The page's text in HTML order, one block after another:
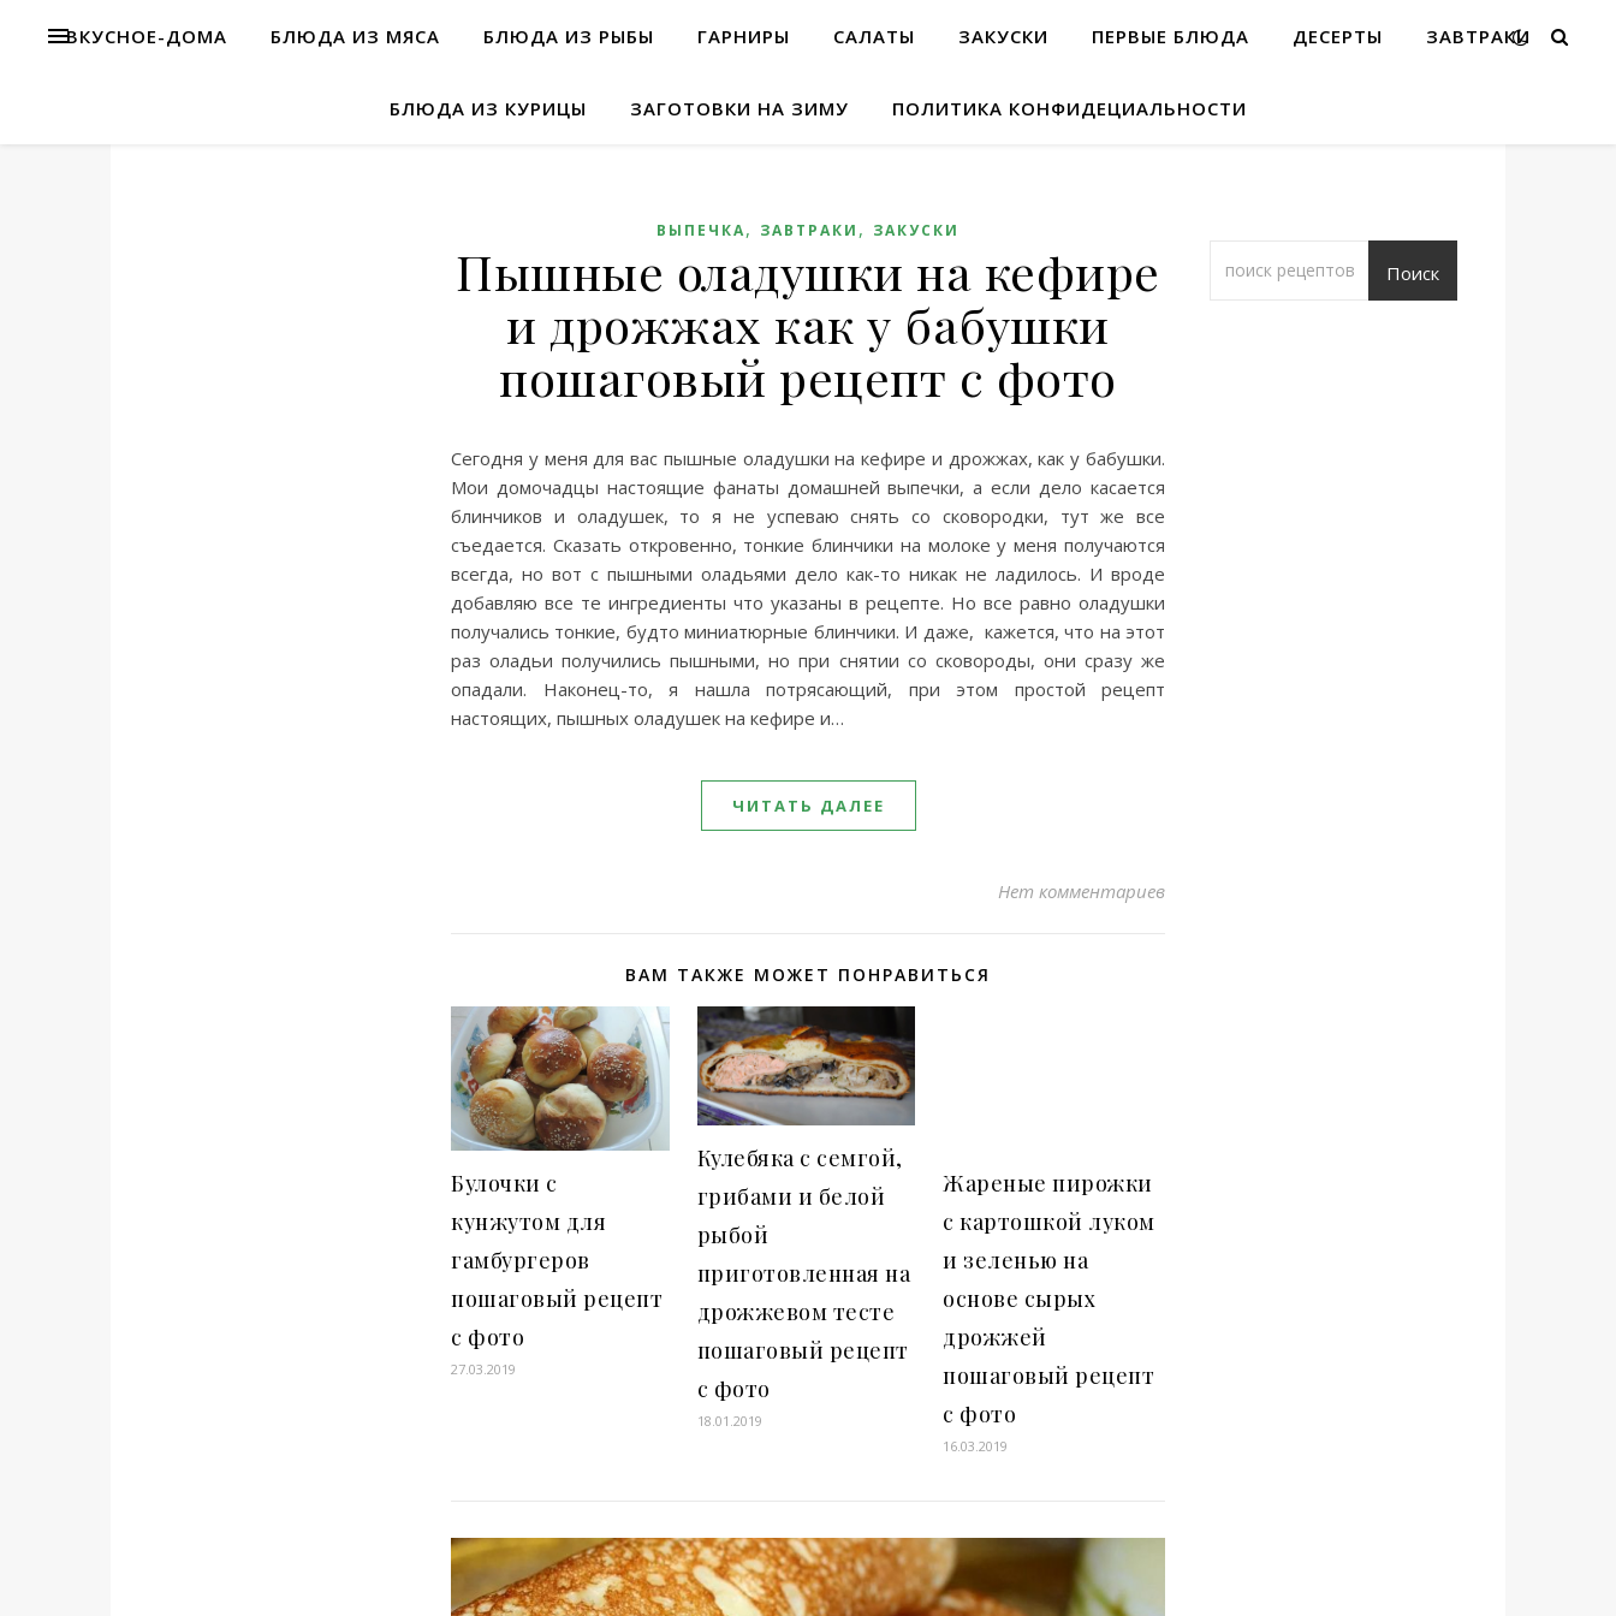
ВКУСНОЕ-ДОМА БЛЮДА ИЗ МЯСА БЛЮДА ИЗ РЫБЫ ГАРНИРЫ САЛАТЫ ЗАКУСКИ ПЕРВЫЕ БЛЮДА ДЕСЕРТЫ ЗАВТРАКИ
БЛЮДА ИЗ КУРИЦЫ ЗАГОТОВКИ НА ЗИМУ ПОЛИТИКА КОНФИДЕЦИАЛЬНОСТИ
ВЫПЕЧКА, ЗАВТРАКИ , ЗАКУСКИ
Пышные оладушки на кефире
и дрожжах как у бабушки
пошаговый рецепт с фото
Сегодня у меня для вас пышные оладушки на кефире и дрожжах, как у бабушки.
Мои домочадцы настоящие фанаты домашней выпечки, а если дело касается
блинчиков и оладушек, то я не успеваю снять со сковородки, тут же все
съедается. Сказать откровенно, тонкие блинчики на молоке у меня получаются
всегда, но вот с пышными оладьями дело как-то никак не ладилось. И вроде
добавляю все те ингредиенты что указаны в рецепте. Но все равно оладушки
получались тонкие, будто миниатюрные блинчики. И даже, кажется, что на этот
раз оладьи получились пышными, но при снятии со сковороды, они сразу же
опадали. Наконец-то, я нашла потрясающий, при этом простой рецепт
настоящих, пышных оладушек на кефире и…
ЧИТАТЬ ДАЛЕЕ
Нет комментариев
ВАМ ТАКЖЕ МОЖЕТ ПОНРАВИТЬСЯ
Булочки с
кунжутом для
гамбургеров
пошаговый рецепт
с фото
27.03.2019
Кулебяка с семгой,
грибами и белой
рыбой
приготовленная на
дрожжевом тесте
пошаговый рецепт
с фото
18.01.2019
Жареные пирожки
с картошкой луком
и зеленью на
основе сырых
дрожжей
пошаговый рецепт
с фото
16.03.2019
Поиск